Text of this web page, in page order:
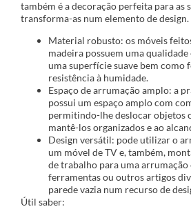
também é a decoração perfeita para as
transforma-as num elemento de design.
Material robusto: os móveis
madeira possuem uma
uma superfície suave bem como
resistência à humidade.
Espaço de arrumação amplo: a
possui um espaço amplo com
permitindo-lhe deslocar objetos
mantê-los organizados e ao
Design versátil: pode utilizar o
um móvel de TV e, também,
de trabalho para uma arrumação
ferramentas ou outros artigos
parede vazia num recurso de
Útil saber: